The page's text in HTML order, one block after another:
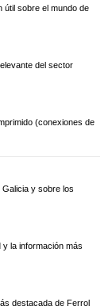
útil sobre el mundo de
del sector
(conexiones de
y sobre los
y la información más
destacada de Ferrol